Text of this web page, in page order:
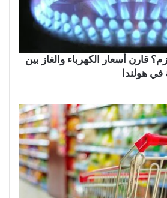
قارن أسعار الكهرباء والغاز بين
هولندا